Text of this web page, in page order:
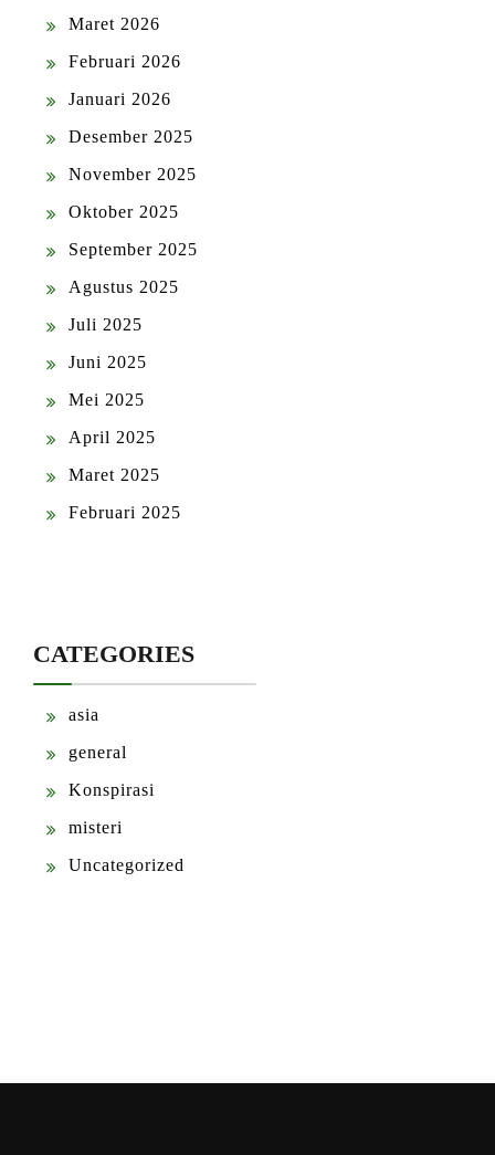
Maret 2026
Februari 2026
Januari 2026
Desember 2025
November 2025
Oktober 2025
September 2025
Agustus 2025
Juli 2025
Juni 2025
Mei 2025
April 2025
Maret 2025
Februari 2025
CATEGORIES
asia
general
Konspirasi
misteri
Uncategorized